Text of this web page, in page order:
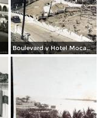
Boulevard y Hotel Mocambo.